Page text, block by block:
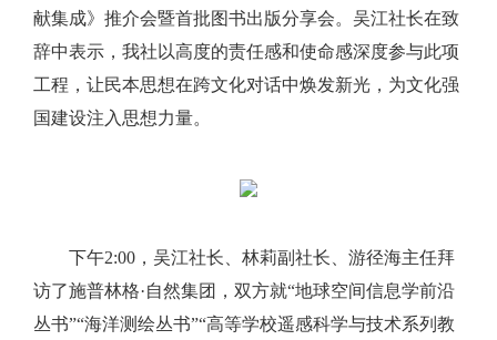
献集成》推介会暨首批图书出版分享会。吴江社长在致
辞中表示，我社以高度的责任感和使命感深度参与此项
工程，让民本思想在跨文化对话中焕发新光，为文化强
国建设注入思想力量。
下午2:00，吴江社长、林莉副社长、游径海主任拜
访了施普林格·自然集团，双方就“地球空间信息学前沿
丛书”“海洋测绘丛书”“高等学校遥感科学与技术系列教